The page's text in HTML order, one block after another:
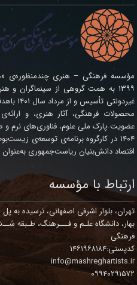
مؤسسه فرهنگی – هنری چندمنظوره‌ی
۱۳۹۹ به همت گروهی از سینماگران
محصولات فرهنگی، آثار هنری، و
عضویت پارک ملی علوم، فناوری‌های نرم
۱۴۰۴ در کارگروه برنامه‌ی توسعه‌ی
اقتصاد دانش‌بنیان ریاست‌جمهوری به‌عنوان
ارتباط با مؤسسه
تهران، بلوار اشرفی اصفهانی، نرسیده به
بهار، دانشگاه علـم و فـــرهنگ، طـبقه
فرهنگی
کدپستی:۱۴۶۱۹۶۸۱۸۴
info@mashreghartists.ir
۰۹۹۴۰۲۹۱۵۷۲